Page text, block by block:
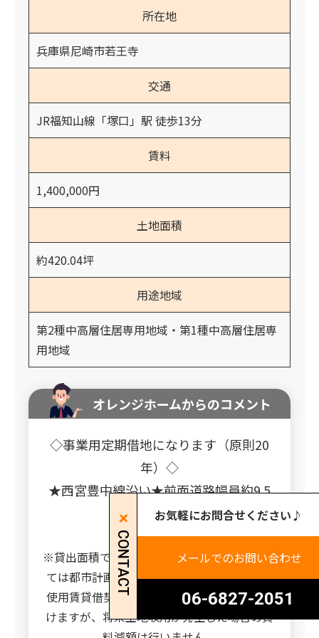
所在地
兵庫県尼崎市若王寺
交通
JR福知山線「塚口」駅 徒歩13分
賃料
1,400,000円
土地面積
約420.04坪
用途地域
第2種中高層住居専用地域・第1種中高層住居専
用地域
オレンジホームからのコメント
◇事業用定期借地になります（原則20
年）◇
★西宮豊中線沿い★前面道路幅員約9.5
ｍ★
☆間口約22ｍ☆
※貸出面積ですが、間口部分約57.92㎡につい
ては都市計画道路内となっておりますので、
使用賃貸借契約となります。ご使用はいただ
けますが、将来土地収用が発生した場合の賃
CONTACT
お気軽にお問合せください♪
メールでのお問い合わせ
06-6827-2051